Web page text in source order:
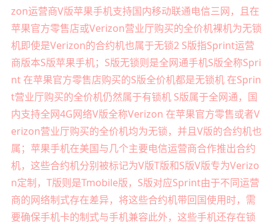
zon运营商V版苹果手机支持国内移动联通电信三网，且在
苹果官方零售店或Verizon营业厅购买的全价机裸机为无锁
机即使是Verizon的合约机也属于无锁2 S版指Sprint运营
商版本S版苹果手机；S版无锁则是全网通手机S版全称Spri
nt 在苹果官方零售店购买的S版全价机都是无锁机 在Sprin
t营业厅购买的全价机仍然属于有锁机 S版属于全网通，国
内支持全网4G网络V版全称Verizon 在苹果官方零售或者V
erizon营业厅购买的全价机均为无锁，并且V版的合约机也
属；苹果手机在美国与几个主要电信运营商合作推出合约
机，这些合约机分别被标记为V版T版和S版V版专为Verizo
n定制，T版则是Tmobile版，S版对应Sprint由于不同运营
商的网络制式存在差异，将这些合约机带回国使用时，需
要确保手机卡的制式与手机兼容此外，这些手机还存在锁